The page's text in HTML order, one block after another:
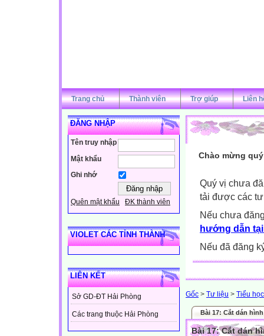
Trang chủ Thành viên Trợ giúp Liên
ĐĂNG NHẬP
Tên truy nhập
Mật khẩu
Ghi nhớ
Quên mật khẩu ĐK thành viên
VIOLET CÁC TỈNH THÀNH
LIÊN KẾT
Sở GD-ĐT Hải Phòng
Các trang thuộc Hải Phòng
Chào mừng
Quý vị chưa
tải được các
Nếu chưa
hướng dẫn
Nếu đã đăng
Gốc > Tư liệu > Tiểu học
Bài 17: Cắt dán
Bài 17: Cắt dán